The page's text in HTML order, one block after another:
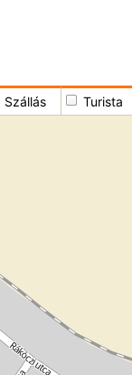
Szállás Turista